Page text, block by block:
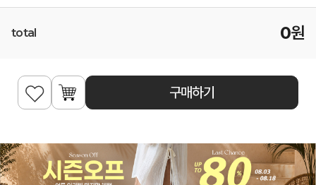
total 0원
구매하기